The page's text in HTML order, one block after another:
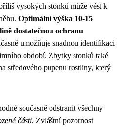
vysokých stonků může vést k
Optimální výška 10-15
dostatečnou ochranu
umožňuje snadnou identifikaci
období. Zbytky stonků také
středového pupenu rostliny, který
současně odstranit všechny
části. Zvláštní pozornost